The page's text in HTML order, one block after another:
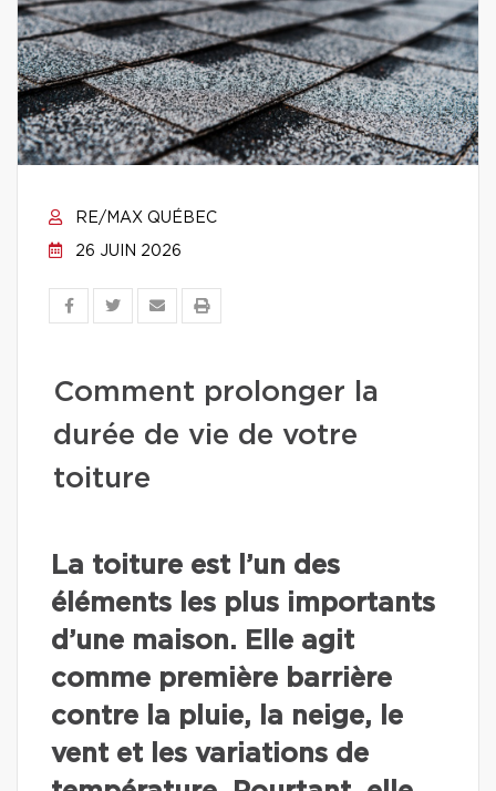
RE/MAX QUÉBEC
26 JUIN 2026
Comment prolonger la
durée de vie de votre
toiture
La toiture est l’un des
éléments les plus importants
d’une maison. Elle agit
comme première barrière
contre la pluie, la neige, le
vent et les variations de